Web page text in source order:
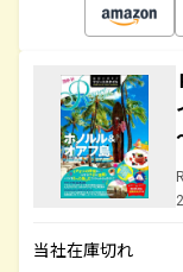
当社在庫切れ